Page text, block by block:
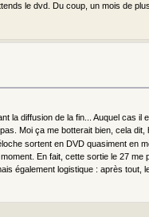
le dvd. Du coup, un mois de
la diffusion de la fin... Auquel cas il
Moi ça me botterait bien, cela dit,
sortent en DVD quasiment en
En fait, cette sortie le 27 me
également logistique : après tout,